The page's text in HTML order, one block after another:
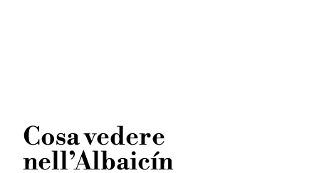
Cosa vedere
nell’Albaicín